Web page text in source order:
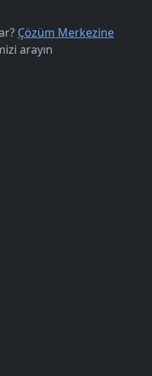
Çözüm Merkezine
arayın